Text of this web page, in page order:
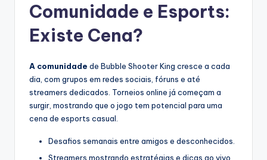
Comunidade e Esports:
Existe Cena?
A comunidade de Bubble Shooter King cresce a cada
dia, com grupos em redes sociais, fóruns e até
streamers dedicados. Torneios online já começam a
surgir, mostrando que o jogo tem potencial para uma
cena de esports casual.
Desafios semanais entre amigos e desconhecidos.
Streamers mostrando estratégias e dicas ao vivo.